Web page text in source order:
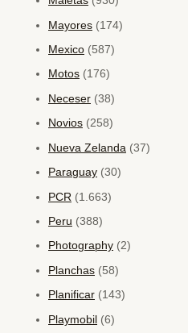
Mayores (174)
Mexico (587)
Motos (176)
Neceser (38)
Novios (258)
Nueva Zelanda (37)
Paraguay (30)
PCR (1.663)
Peru (388)
Photography (2)
Planchas (58)
Planificar (143)
Playmobil (6)